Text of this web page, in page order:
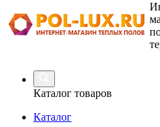
Каталог товаров
Каталог